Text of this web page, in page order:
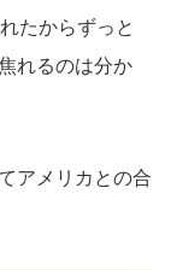
たからずっと
れるのは分か
アメリカとの合